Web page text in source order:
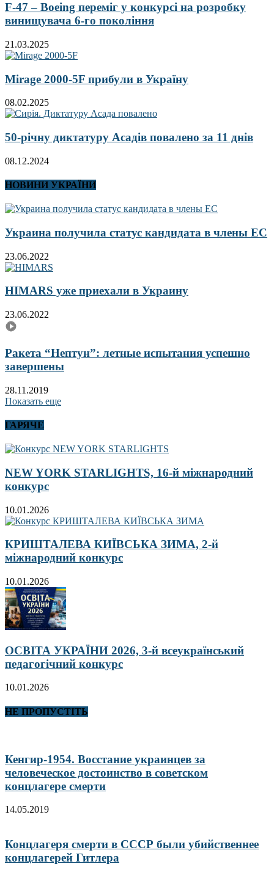
F-47 – Boeing переміг у конкурсі на розробку
винищувача 6-го покоління
21.03.2025
Mirage 2000-5F прибули в Україну
08.02.2025
50-річну диктатуру Асадів повалено за 11 днів
08.12.2024
НОВИНИ УКРАЇНИ
Украина получила статус кандидата в члены ЕС
23.06.2022
HIMARS уже приехали в Украину
23.06.2022
Ракета “Нептун”: летные испытания успешно
завершены
28.11.2019
Показать еще
ГАРЯЧЕ
NEW YORK STARLIGHTS, 16-й міжнародний
конкурс
10.01.2026
КРИШТАЛЕВА КИЇВСЬКА ЗИМА, 2-й
міжнародний конкурс
10.01.2026
ОСВІТА УКРАЇНИ 2026, 3-й всеукраїнський
педагогічний конкурс
10.01.2026
НЕ ПРОПУСТІТЬ
Кенгир-1954. Восстание украинцев за
человеческое достоинство в советском
концлагере смерти
14.05.2019
Концлагеря смерти в СССР были убийственнее
концлагерей Гитлера